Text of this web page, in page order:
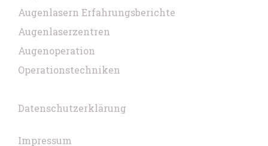
Augenlasern Erfahrungsberichte
Augenlaserzentren
Augenoperation
Operationstechniken
Datenschutzerklärung
Impressum